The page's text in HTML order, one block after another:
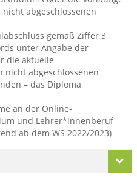
abgeschlossenen
gemäß Ziffer 3
unter Angabe der
die aktuelle
nicht abgeschlossenen
– das Diploma
an der Online-
und Lehrer*innenberuf
ab dem WS 2022/2023)